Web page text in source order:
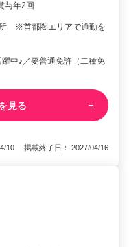
与年2回
※首都圏エリアで通勤を
中♪／要普通免許（二種免
見る
10 掲載終了日： 2027/04/16